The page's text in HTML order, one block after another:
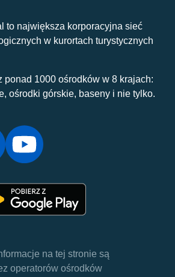
to największa korporacyjna sieć
w kurortach turystycznych
ponad 1000 ośrodków w 8 krajach:
ośrodki górskie, baseny i nie tylko.
na tej stronie są
operatorów ośrodków